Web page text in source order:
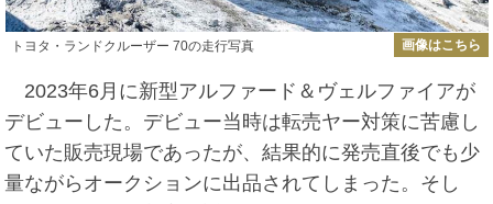
トヨタ・ランドクルーザー 70の走行写真 画像はこちら
2023年6月に新型アルファード＆ヴェルファイアが
デビューした。デビュー当時は転売ヤー対策に苦慮し
ていた販売現場であったが、結果的に発売直後でも少
量ながらオークションに出品されてしまった。そし